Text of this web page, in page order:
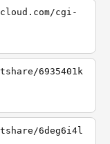
cgi-
6935401k
6deg6i4l